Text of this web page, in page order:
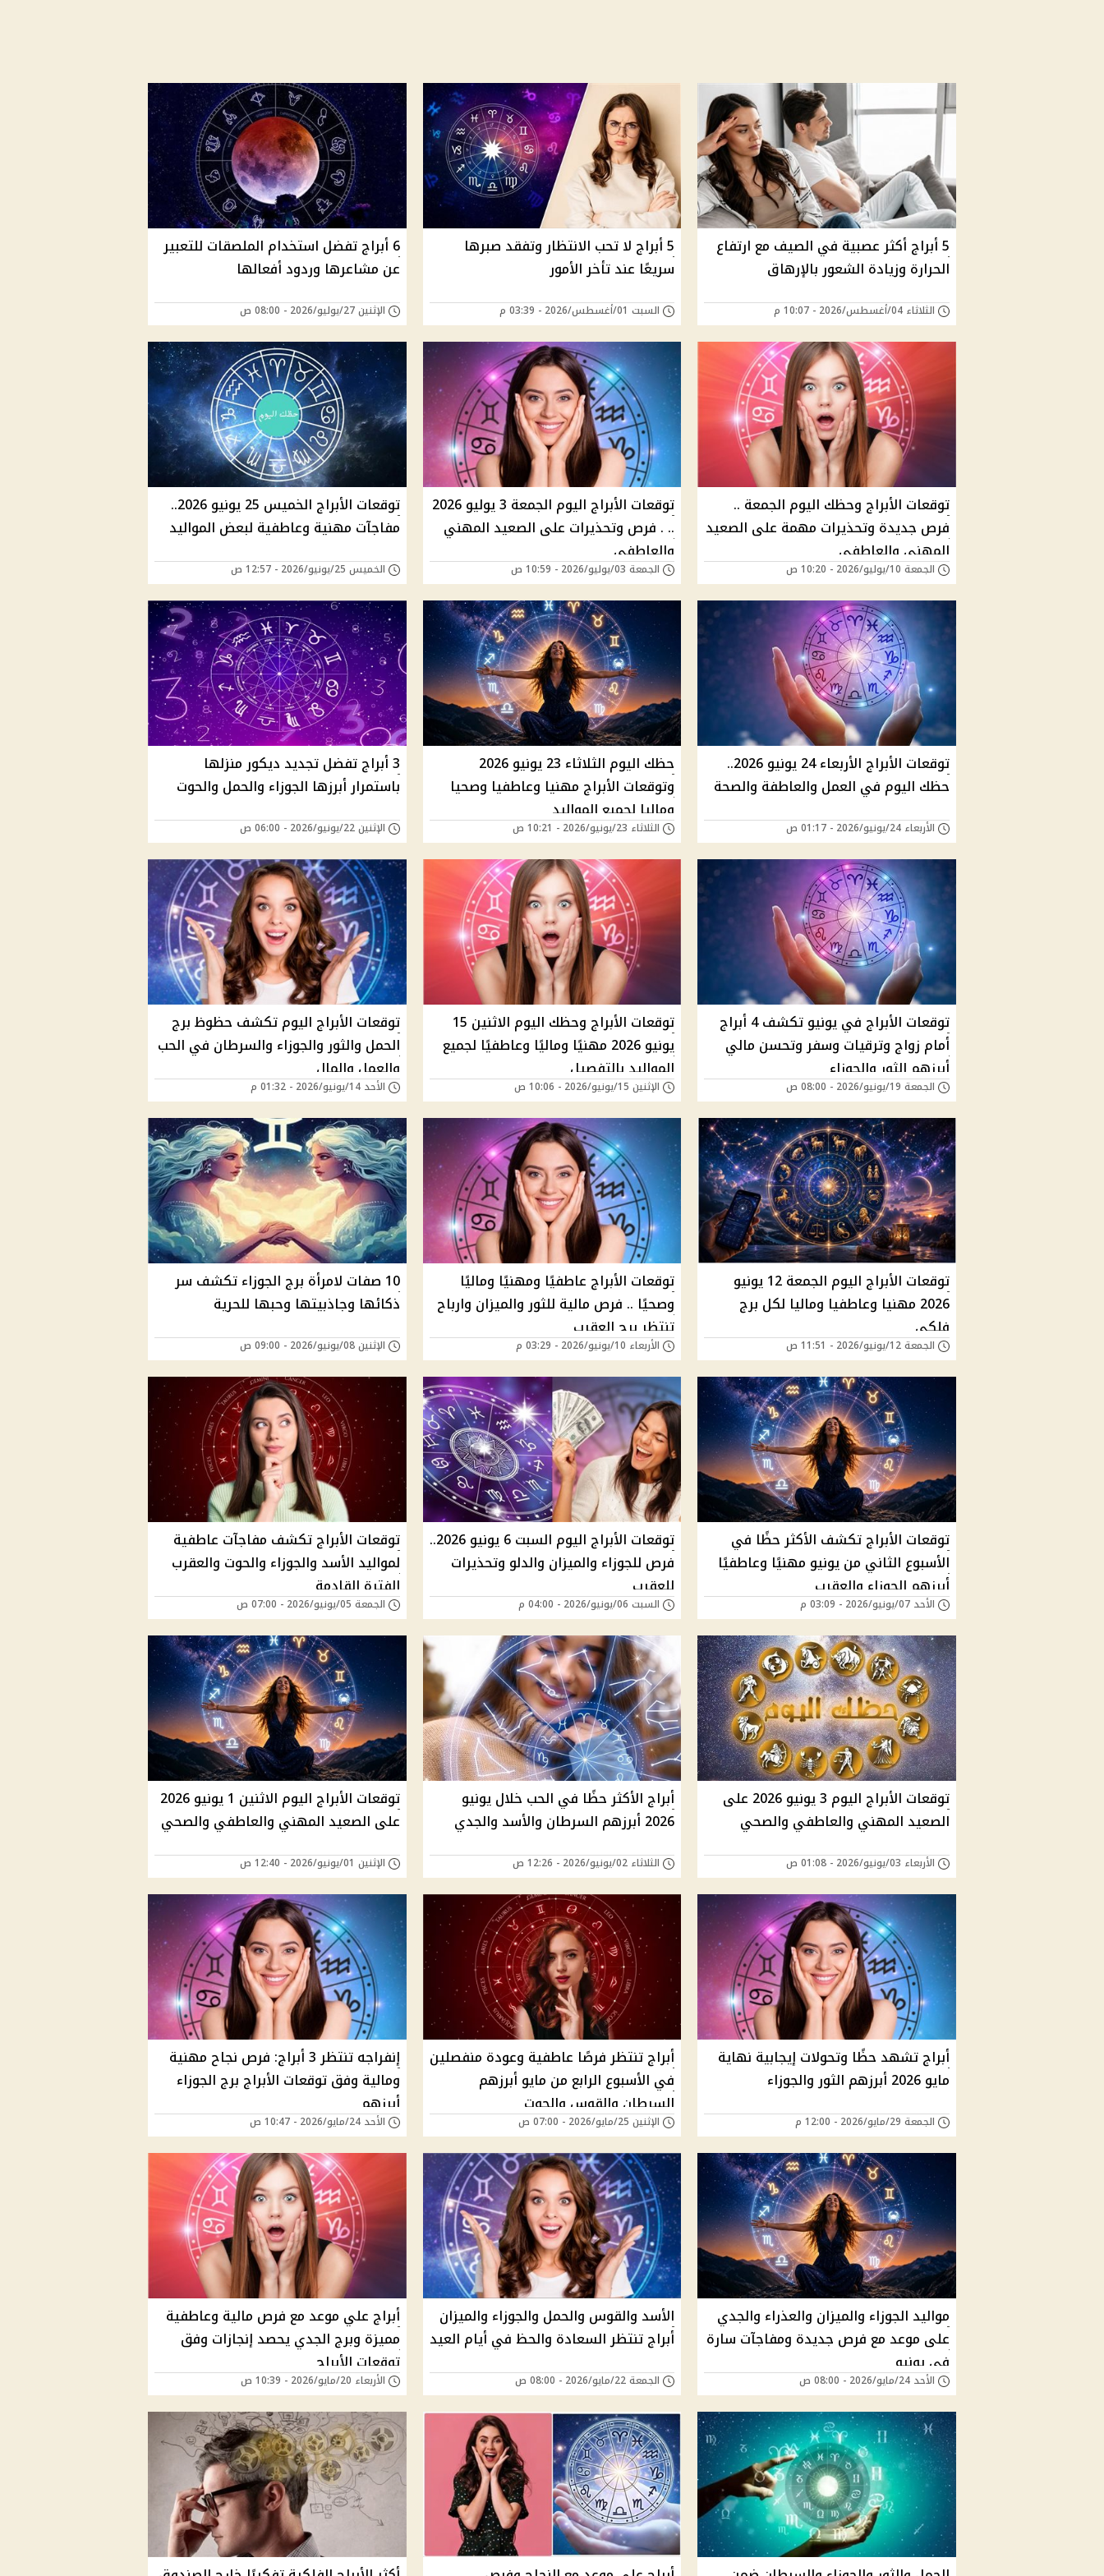
5 أبراج أكثر عصبية في الصيف مع ارتفاع
الحرارة وزيادة الشعور بالإرهاق
الثلاثاء 04/أغسطس/2026 - 10:07 م
5 أبراج لا تحب الانتظار وتفقد صبرها
سريعًا عند تأخر الأمور
السبت 01/أغسطس/2026 - 03:39 م
6 أبراج تفضل استخدام الملصقات للتعبير
عن مشاعرها وردود أفعالها
الإثنين 27/يوليو/2026 - 08:00 ص
توقعات الأبراج وحظك اليوم الجمعة ..
فرص جديدة وتحذيرات مهمة على الصعيد
المهني والعاطفي
الجمعة 10/يوليو/2026 - 10:20 ص
توقعات الأبراج اليوم الجمعة 3 يوليو 2026
.. . فرص وتحذيرات على الصعيد المهني
والعاطفي
الجمعة 03/يوليو/2026 - 10:59 ص
توقعات الأبراج الخميس 25 يونيو 2026..
مفاجآت مهنية وعاطفية لبعض المواليد
الخميس 25/يونيو/2026 - 12:57 ص
توقعات الأبراج الأربعاء 24 يونيو 2026..
حظك اليوم في العمل والعاطفة والصحة
الأربعاء 24/يونيو/2026 - 01:17 ص
حظك اليوم الثلاثاء 23 يونيو 2026
وتوقعات الأبراج مهنيا وعاطفيا وصحيا
وماليا لجميع المواليد
الثلاثاء 23/يونيو/2026 - 10:21 ص
3 أبراج تفضل تجديد ديكور منزلها
باستمرار أبرزها الجوزاء والحمل والحوت
الإثنين 22/يونيو/2026 - 06:00 ص
توقعات الأبراج في يونيو تكشف 4 أبراج
أمام زواج وترقيات وسفر وتحسن مالي
أبرزهم الثور والجوزاء
الجمعة 19/يونيو/2026 - 08:00 ص
توقعات الأبراج وحظك اليوم الاثنين 15
يونيو 2026 مهنيًا وماليًا وعاطفيًا لجميع
المواليد بالتفصيل
الإثنين 15/يونيو/2026 - 10:06 ص
توقعات الأبراج اليوم تكشف حظوظ برج
الحمل والثور والجوزاء والسرطان في الحب
والعمل والمال
الأحد 14/يونيو/2026 - 01:32 م
توقعات الأبراج اليوم الجمعة 12 يونيو
2026 مهنيا وعاطفيا وماليا لكل برج
فلكي
الجمعة 12/يونيو/2026 - 11:51 ص
توقعات الأبراج عاطفيًا ومهنيًا وماليًا
وصحيًا .. فرص مالية للثور والميزان وارباح
تنتظر برج العقرب
الأربعاء 10/يونيو/2026 - 03:29 م
10 صفات لامرأة برج الجوزاء تكشف سر
ذكائها وجاذبيتها وحبها للحرية
الإثنين 08/يونيو/2026 - 09:00 ص
توقعات الأبراج تكشف الأكثر حظًا في
الأسبوع الثاني من يونيو مهنيًا وعاطفيًا
أبرزهم الجوزاء والعقرب
الأحد 07/يونيو/2026 - 03:09 م
توقعات الأبراج اليوم السبت 6 يونيو 2026..
فرص للجوزاء والميزان والدلو وتحذيرات
للعقرب
السبت 06/يونيو/2026 - 04:00 م
توقعات الأبراج تكشف مفاجآت عاطفية
لمواليد الأسد والجوزاء والحوت والعقرب
الفترة القادمة
الجمعة 05/يونيو/2026 - 07:00 ص
توقعات الأبراج اليوم 3 يونيو 2026 على
الصعيد المهني والعاطفي والصحي
الأربعاء 03/يونيو/2026 - 01:08 ص
أبراج الأكثر حظًا في الحب خلال يونيو
2026 أبرزهم السرطان والأسد والجدي
الثلاثاء 02/يونيو/2026 - 12:26 ص
توقعات الأبراج اليوم الاثنين 1 يونيو 2026
على الصعيد المهني والعاطفي والصحي
الإثنين 01/يونيو/2026 - 12:40 ص
أبراج تشهد حظًا وتحولات إيجابية نهاية
مايو 2026 أبرزهم الثور والجوزاء
الجمعة 29/مايو/2026 - 12:00 م
أبراج تنتظر فرصًا عاطفية وعودة منفصلين
في الأسبوع الرابع من مايو أبرزهم
السرطان والقوس والحوت
الإثنين 25/مايو/2026 - 07:00 ص
إنفراجه تنتظر 3 أبراج: فرص نجاح مهنية
ومالية وفق توقعات الأبراج برج الجوزاء
أبرزهم
الأحد 24/مايو/2026 - 10:47 ص
مواليد الجوزاء والميزان والعذراء والجدي
على موعد مع فرص جديدة ومفاجآت سارة
في يونيو
الأحد 24/مايو/2026 - 08:00 ص
الأسد والقوس والحمل والجوزاء والميزان
أبراج تنتظر السعادة والحظ في أيام العيد
الجمعة 22/مايو/2026 - 08:00 ص
أبراج علي موعد مع فرص مالية وعاطفية
مميزة وبرج الجدي يحصد إنجازات وفق
توقعات الأبراج
الأربعاء 20/مايو/2026 - 10:39 ص